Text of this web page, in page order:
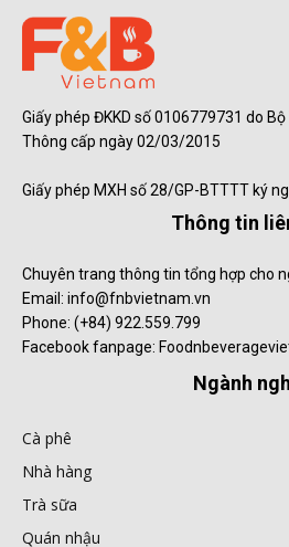
Giấy phép ĐKKD số 0106779731 do
Thông cấp ngày 02/03/2015
Giấy phép MXH số 28/GP-BTTTT ký
Thông tin
Chuyên trang thông tin tổng hợp cho
Email: info@fnbvietnam.vn
Phone: (+84) 922.559.799
Facebook fanpage:
Ngành
Cà phê
Nhà hàng
Trà sữa
Quán nhậu